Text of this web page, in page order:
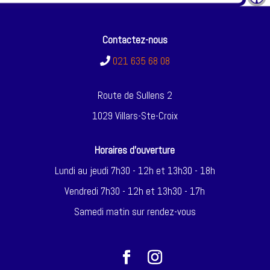
Contactez-nous
021 635 68 08
Route de Sullens 2
1029 Villars-Ste-Croix
Horaires d'ouverture
Lundi au jeudi 7h30 - 12h et 13h30 - 18h
Vendredi 7h30 - 12h et 13h30 - 17h
Samedi matin sur rendez-vous